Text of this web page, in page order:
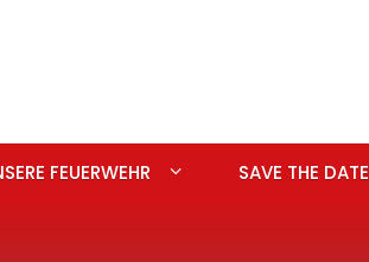
FEUERWEHR SAVE THE DATE